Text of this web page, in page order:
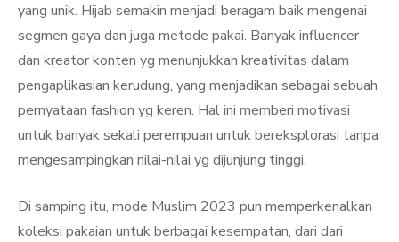
yang unik. Hijab semakin menjadi beragam baik mengenai
segmen gaya dan juga metode pakai. Banyak influencer
dan kreator konten yg menunjukkan kreativitas dalam
pengaplikasian kerudung, yang menjadikan sebagai sebuah
pernyataan fashion yg keren. Hal ini memberi motivasi
untuk banyak sekali perempuan untuk bereksplorasi tanpa
mengesampingkan nilai-nilai yg dijunjung tinggi.
Di samping itu, mode Muslim 2023 pun memperkenalkan
koleksi pakaian untuk berbagai kesempatan, dari dari